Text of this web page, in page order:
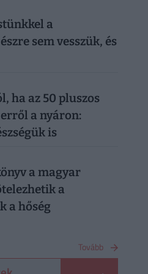
a
sem vesszük, és
ha az 50 pluszos
a nyáron:
is
a magyar
a
a hőség
Tovább